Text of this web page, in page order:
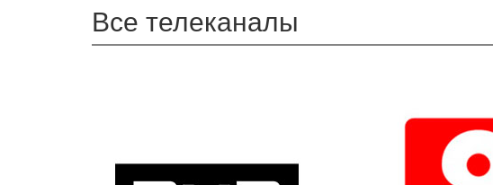
Все телеканалы